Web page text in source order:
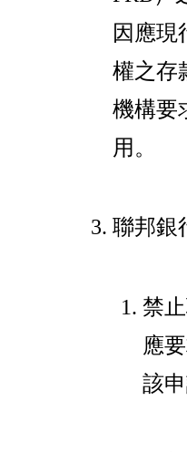
因應現
權之存
機構要
用。
聯邦銀
禁
應
該